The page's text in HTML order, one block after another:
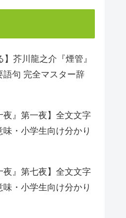
】芥川龍之介『煙管』
語句 完全マスター辞
夜』第一夜】全文文字
・小学生向け分かり
夜』第七夜】全文文字
・小学生向け分かり